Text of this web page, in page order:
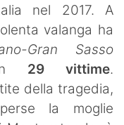
nel 2017. A
valanga ha
Gran Sasso
29 vittime.
della tragedia,
la moglie